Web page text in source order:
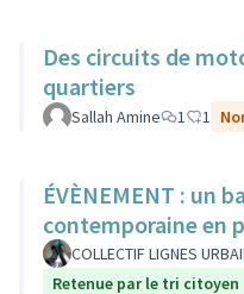
Des circuits de
quartiers
Sallah Amine 1 1
ÉVÈNEMENT : un
contemporaine en
COLLECTIF LIGNES
Retenue par le tri citoyen